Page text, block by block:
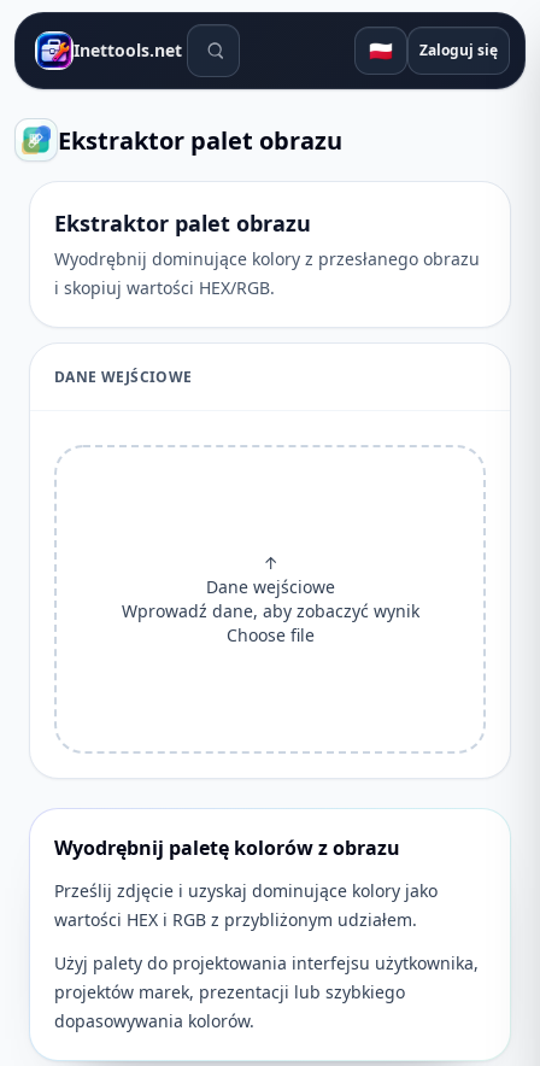
Inettools.net Narzędzia wyszukiwania
🇵🇱 Zaloguj się
Ekstraktor palet obrazu
Ekstraktor palet obrazu
Wyodrębnij dominujące kolory z przesłanego obrazu
i skopiuj wartości HEX/RGB.
DANE WEJŚCIOWE
↑
Dane wejściowe
Wprowadź dane, aby zobaczyć wynik
Choose file
Wyodrębnij paletę kolorów z obrazu
Prześlij zdjęcie i uzyskaj dominujące kolory jako
wartości HEX i RGB z przybliżonym udziałem.
Użyj palety do projektowania interfejsu użytkownika,
projektów marek, prezentacji lub szybkiego
dopasowywania kolorów.